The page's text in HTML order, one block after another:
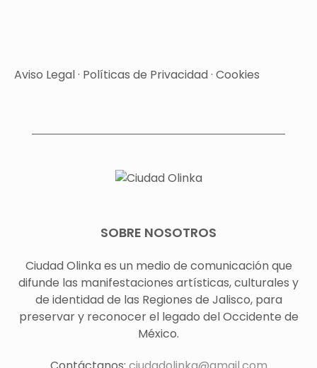
Aviso Legal· Políticas de Privacidad· Cookies
SOBRE NOSOTROS
Ciudad Olinka es un medio de comunicación que
difunde las manifestaciones artísticas, culturales y
de identidad de las Regiones de Jalisco, para
preservar y reconocer el legado del Occidente de
México.